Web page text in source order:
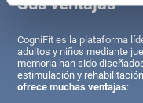
CogniFit es la plataforma
adultos y niños mediante
memoria han sido
estimulación y
ofrece muchas ventajas: